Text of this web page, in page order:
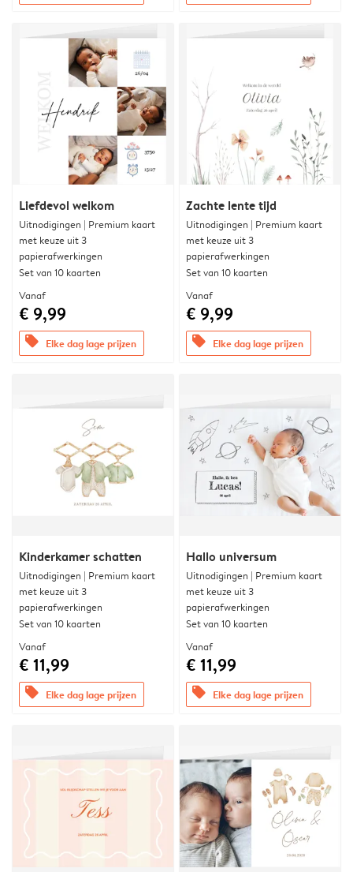
Liefdevol welkom
Uitnodigingen | Premium kaart
met keuze uit 3
papierafwerkingen
Set van 10 kaarten
Vanaf
€ 9,99
offers Elke dag lage prijzen
Zachte lente tijd
Uitnodigingen | Premium kaart
met keuze uit 3
papierafwerkingen
Set van 10 kaarten
Vanaf
€ 9,99
offers Elke dag lage prijzen
Kinderkamer schatten
Uitnodigingen | Premium kaart
met keuze uit 3
papierafwerkingen
Set van 10 kaarten
Vanaf
€ 11,99
offers Elke dag lage prijzen
Hallo universum
Uitnodigingen | Premium kaart
met keuze uit 3
papierafwerkingen
Set van 10 kaarten
Vanaf
€ 11,99
offers Elke dag lage prijzen